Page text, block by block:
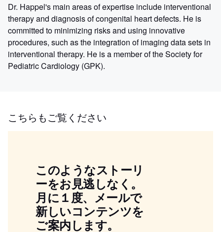
Dr. Happel's main areas of expertise include interventional
therapy and diagnosis of congenital heart defects. He is
committed to minimizing risks and using innovative
procedures, such as the integration of imaging data sets in
interventional therapy. He is a member of the Society for
Pediatric Cardiology (GPK).
こちらもご覧ください
このようなストーリ
ーをお見逃しなく。
月に１度、メールで
新しいコンテンツを
ご案内します。